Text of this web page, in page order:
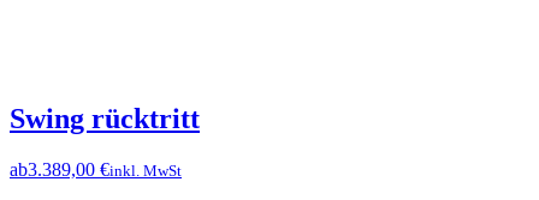
Swing rücktritt
ab3.389,00 €inkl. MwSt